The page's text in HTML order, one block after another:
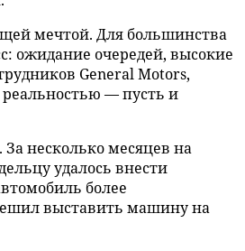
мечтой. Для большинства
ожидание очередей, высокие
General Motors,
— пусть и
За несколько месяцев на
удалось внести
более
выставить машину на